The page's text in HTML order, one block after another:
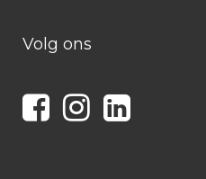
Volg ons